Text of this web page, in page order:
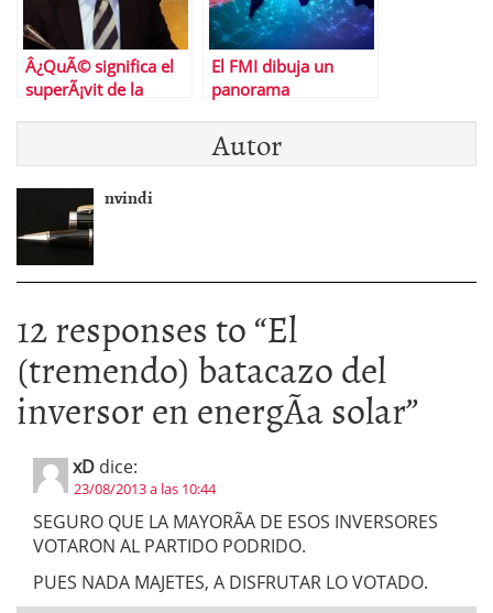
Â¿QuÃ© significa el
superÃ¡vit de la
El FMI dibuja un
panorama
economÃ­a mundial
Autor
nvindi
12 responses to “El
(tremendo) batacazo del
inversor en energÃ­a solar”
xD dice:
23/08/2013 a las 10:44
SEGURO QUE LA MAYORÃA DE ESOS INVERSORES
VOTARON AL PARTIDO PODRIDO.
PUES NADA MAJETES, A DISFRUTAR LO VOTADO.